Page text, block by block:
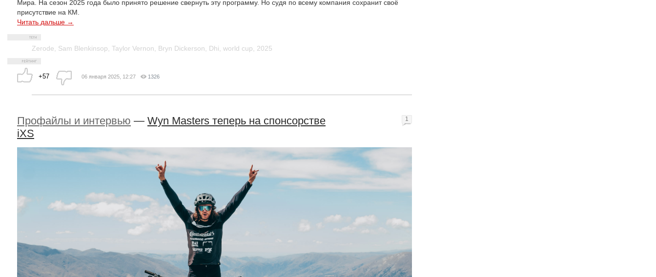
Мира. На сезон 2025 года было принято решение свернуть эту программу. Но судя по всему компания сохранит своё
присутствие на КМ.
Читать дальше →
Zerode, Sam Blenkinsop, Taylor Vernon, Bryn Dickerson, Dhi, world cup, 2025
+57 06 января 2025, 12:27 1326
Профайлы и интервью — Wyn Masters теперь на спонсорстве
iXS
1